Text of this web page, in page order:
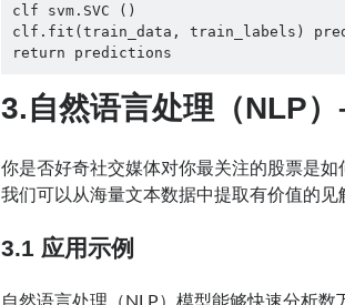
clf svm.SVC ()
clf.fit(train_data, train_labels)
return predictions
3.自然语言处理（NLP
你是否好奇社交媒体对你最关注的股票是如
我们可以从海量文本数据中提取有价值的见
3.1 应用示例
自然语言处理（NLP）模型能够快速分析